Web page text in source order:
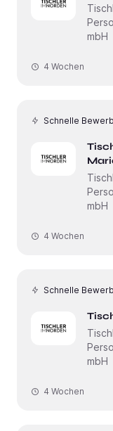
mbH
4 Wochen
Schnelle
mbH
4 Wochen
Schnelle
mbH
4 Wochen